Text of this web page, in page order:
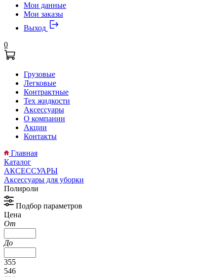
Мои данные
Мои заказы
Выход
0
Грузовые
Легковые
Контрактные
Тех жидкости
Аксессуары
О компании
Акции
Контакты
Главная
Каталог
АКСЕССУАРЫ
Аксессуары для уборки
Полироли
Подбор параметров
Цена
От
До
355
546